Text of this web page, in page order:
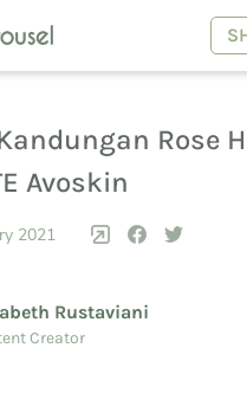
Rose
Avoskin
2021
Rustaviani
Creator